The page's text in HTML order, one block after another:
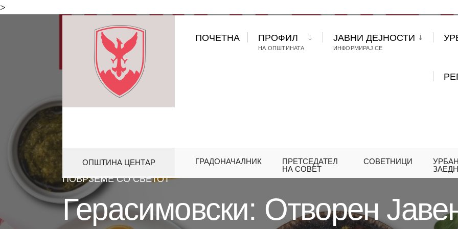
>
ПОЧЕТНА ПРОФИЛ
НА ОПШТИНАТА
ЈАВНИ ДЕЈНОСТИ
ИНФОРМИРАЈ СЕ
ОПШТИНА ЦЕНТАР ГРАДОНАЧАЛНИК
ПРЕТСЕДАТЕЛ
НА СОВЕТ
СОВЕТНИЦИ
HOME КУЛТУРА
ГЕРАСИМОВСКИ: ОТВОРЕН ЈАВЕН ПОВИК ЗА „НОЖ И
ПОВРЗЕМЕ СО СВЕТОТ
Герасимовски: Отворен